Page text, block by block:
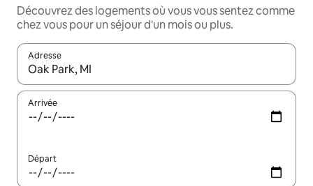
Découvrez des logements où vous vous sentez comme
chez vous pour un séjour d'un mois ou plus.
Adresse
Lorsque les résultats s'affichent, utilisez les flèches vers le
Arrivée
Départ